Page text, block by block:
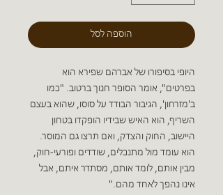
הוספה לסל
היופי בסיפורו של אברהם שפירא הוא
בפרטים", אומר הסופר חנוך ברטוב. "כמו
ב'מזרחון', הגיבור הבודד על סוסו, שהוא בעצם
השריף, הוא האיש שבידיו הופקדו בטחון
היישוב, החוק והצדק, ואם תרצו גם המוסר.
הוא עומד מול מתנכלים, שודדים ופורעי-חוק,
מבין אותם, לומד אותם, מסתדר איתם, אבל
אינו נהפך לאחד מהם."